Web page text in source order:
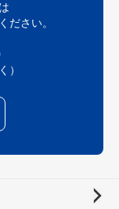
ださい。
）